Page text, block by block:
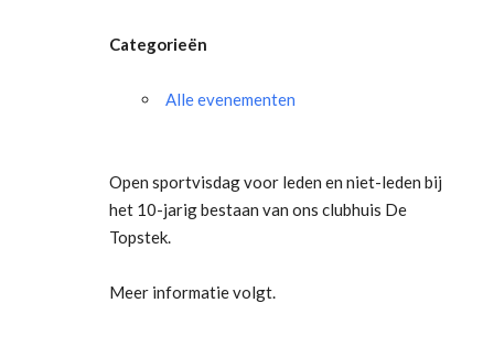
Categorieën
Alle evenementen
Open sportvisdag voor leden en niet-leden bij
het 10-jarig bestaan van ons clubhuis De
Topstek.
Meer informatie volgt.